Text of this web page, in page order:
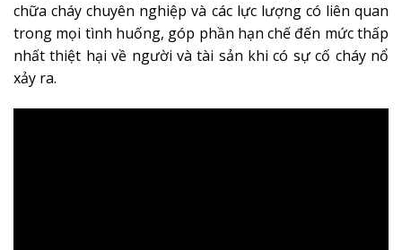
chữa cháy chuyên nghiệp và các lực lượng có liên quan
trong mọi tình huống, góp phần hạn chế đến mức thấp
nhất thiệt hại về người và tài sản khi có sự cố cháy nổ
xảy ra.